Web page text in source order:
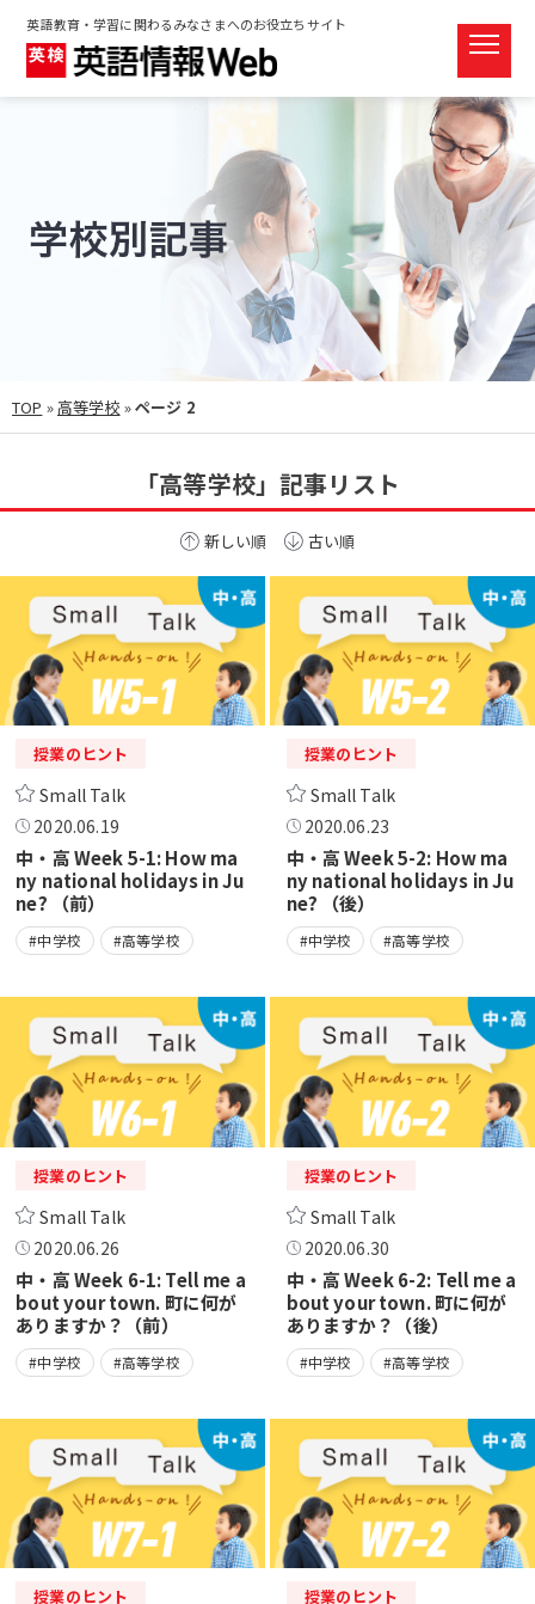
英語教育・学習に関わるみなさまへのお役立ちサイト
TOP » 高等学校 »ページ 2
「高等学校」記事リスト
新しい順 古い順
授業のヒント
Small Talk
2020.06.19
中・高 Week 5-1: How ma
ny national holidays in Ju
ne? （前）
#中学校 #高等学校
授業のヒント
Small Talk
2020.06.23
中・高 Week 5-2: How ma
ny national holidays in Ju
ne? （後）
#中学校 #高等学校
授業のヒント
Small Talk
2020.06.26
中・高 Week 6-1: Tell me a
bout your town. 町に何が
ありますか？（前）
#中学校 #高等学校
授業のヒント
Small Talk
2020.06.30
中・高 Week 6-2: Tell me a
bout your town. 町に何が
ありますか？（後）
#中学校 #高等学校
授業のヒント 授業のヒント